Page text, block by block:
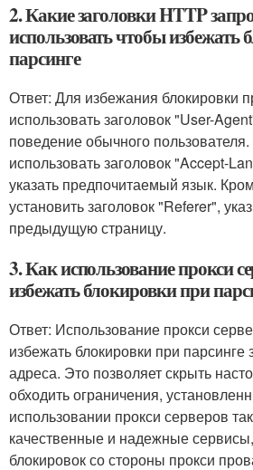
2. Какие заголовки HTTP
использовать чтобы избежать
парсинге
Ответ: Для избежания блокировки
использовать заголовок "User-
поведение обычного
использовать заголовок "Accept-
указать предпочитаемый язык.
установить заголовок "Referer",
предыдущую страницу.
3. Как использование прокси
избежать блокировки при
Ответ: Использование прокси
избежать блокировки при парсинге
адреса. Это позволяет скрыть
обходить ограничения,
использовании прокси серверов
качественные и надежные
блокировок со стороны прокси